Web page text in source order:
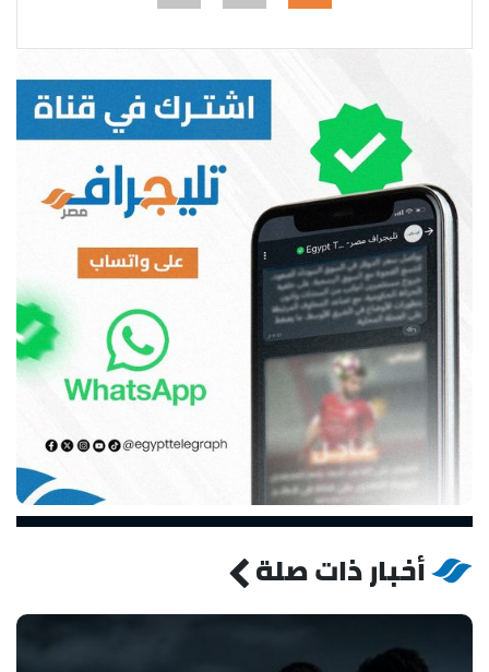
أخبار ذات صلة